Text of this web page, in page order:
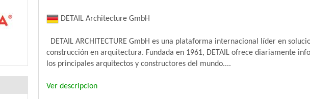
DETAIL Architecture GmbH
DETAIL ARCHITECTURE GmbH es una plataforma internacional líder en
construcción en arquitectura. Fundada en 1961, DETAIL ofrece diariamente
los principales arquitectos y constructores del mundo....
Ver descripcion